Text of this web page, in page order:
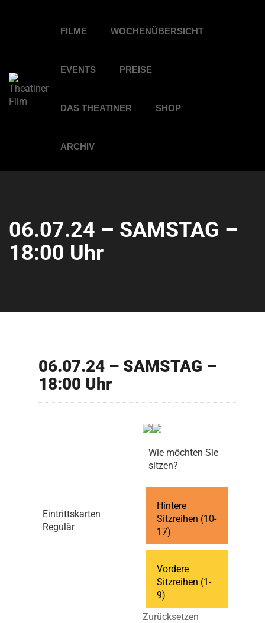
FILME WOCHENÜBERSICHT
EVENTS PREISE
DAS THEATINER SHOP
ARCHIV
06.07.24 – SAMSTAG –
18:00 Uhr
06.07.24 – SAMSTAG –
18:00 Uhr
Eintrittskarten
Regulär
Wie möchten Sie
sitzen?
Hintere
Sitzreihen (10-
17)
Vordere
Sitzreihen (1-
9)
Zurücksetzen